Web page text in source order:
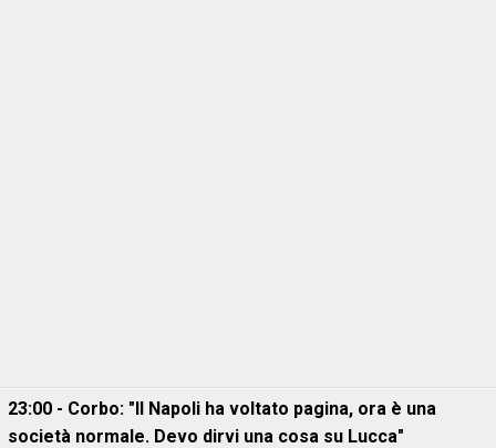
23:00 - Corbo: "Il Napoli ha voltato pagina, ora è una
società normale. Devo dirvi una cosa su Lucca"